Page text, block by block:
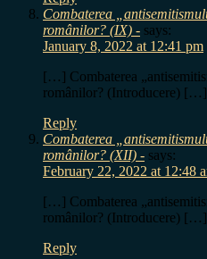
Combaterea
românilor? (IX) - says:
January 8, 2022 at 12:41 pm
[…] Combaterea
românilor? (Introducere) […]
Reply
Combaterea
românilor? (XII) - says:
February 22, 2022 at 12:48
[…] Combaterea
românilor? (Introducere) […]
Reply